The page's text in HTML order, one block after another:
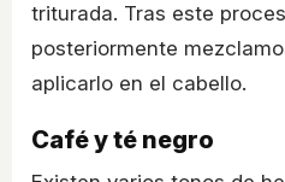
triturada. Tras este
posteriormente
aplicarlo en el cabello.
Café y té negro